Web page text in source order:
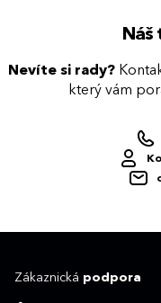
Náš
Nevíte si rady?
který vám
Zákaznická podpora